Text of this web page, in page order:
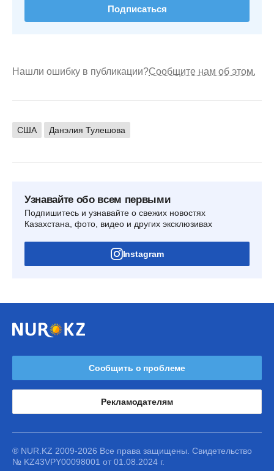
Подписаться
Нашли ошибку в публикации?Сообщите нам об этом.
США Данэлия Тулешова
Узнавайте обо всем первыми
Подпишитесь и узнавайте о свежих новостях
Казахстана, фото, видео и других эксклюзивах
Instagram
Сообщить о проблеме
Рекламодателям
® NUR.KZ 2009-2026 Все права защищены. Свидетельство
№ KZ43VPY00098001 от 01.08.2024 г.